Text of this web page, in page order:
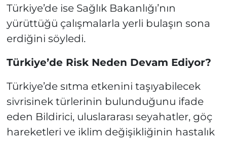
Türkiye’de ise Sağlık Bakanlığı’nın
yürüttüğü çalışmalarla yerli bulaşın sona
erdiğini söyledi.
Türkiye’de Risk Neden Devam Ediyor?
Türkiye’de sıtma etkenini taşıyabilecek
sivrisinek türlerinin bulunduğunu ifade
eden Bildirici, uluslararası seyahatler, göç
hareketleri ve iklim değişikliğinin hastalık